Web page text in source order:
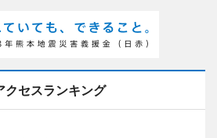
クセスランキング